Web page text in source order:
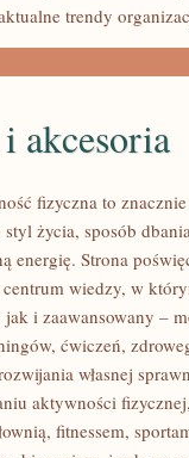
trendy
akcesoria
fizyczna to
życia, sposób
energię. Strona
wiedzy, w
i zaawansowany –
ćwiczeń,
własnej
aktywności
fitnessem,